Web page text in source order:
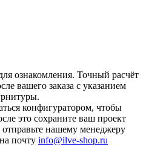
ознакомления. Точный расчёт
вашего заказа с указанием
конфигуратором, чтобы
это сохраните ваш проект
отправьте нашему менеджеру
почту info@ilve-shop.ru